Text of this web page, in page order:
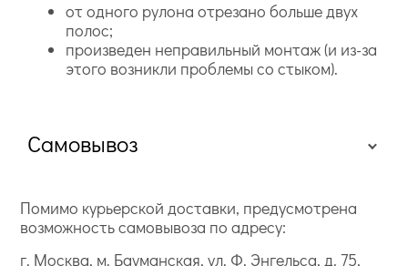
от одного рулона отрезано больше двух
полос;
произведен неправильный монтаж (и из-за
этого возникли проблемы со стыком).
Самовывоз
Помимо курьерской доставки, предусмотрена
возможность самовывоза по адресу:
г. Москва, м. Бауманская, ул. Ф. Энгельса, д. 75,